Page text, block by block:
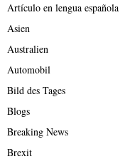
Artículo en lengua española
Asien
Australien
Automobil
Bild des Tages
Blogs
Breaking News
Brexit